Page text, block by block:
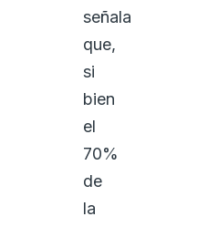
señala
que,
si
bien
el
70%
de
la